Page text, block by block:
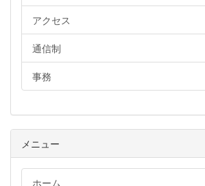
アクセス
通信制
事務
メニュー
ホーム